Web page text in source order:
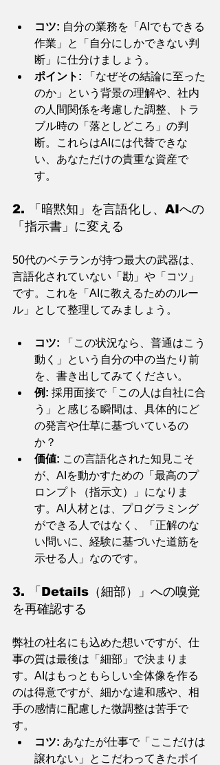
コツ: 自分の業務を「AIでもできる
作業」と「自分にしかできない判
断」に仕分けましょう。
ポイント: 「なぜその結論に至った
のか」という背景の理解や、社内
の人間関係を考慮した調整、トラ
ブル時の「落としどころ」の判
断。これらはAIには代替できな
い、あなただけの貴重な資産で
す。
2. 「暗黙知」を言語化し、AIへの
「指示書」に変える
50代のベテランが持つ最大の武器は、
言語化されていない「勘」や「コツ」
です。これを「AIに教えるためのルー
ル」として整理してみましょう。
コツ: 「この状況なら、普通はこう
動く」という自分の中の当たり前
を、書き出してみてください。
例: 採用面接で「この人は自社に合
う」と感じる瞬間は、具体的にど
の発言や仕草に基づいているの
か？
価値: この言語化された知見こそ
が、AIを動かすための「最高のプ
ロンプト（指示文）」になりま
す。AI人材とは、プログラミング
ができる人ではなく、「正解のな
い問いに、経験に基づいた道筋を
示せる人」なのです。
3. 「Details（細部）」への嗅覚
を再確認する
弊社の社名にも込めた想いですが、仕
事の質は最後は「細部」で決まりま
す。AIはもっともらしい全体像を作る
のは得意ですが、細かな違和感や、相
手の感情に配慮した微調整は苦手で
す。
コツ: あなたが仕事で「ここだけは
譲れない」とこだわってきたポイ